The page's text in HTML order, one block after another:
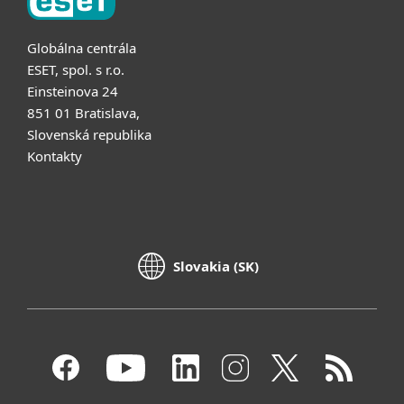
Globálna centrála
ESET, spol. s r.o.
Einsteinova 24
851 01 Bratislava,
Slovenská republika
Kontakty
Slovakia (SK)